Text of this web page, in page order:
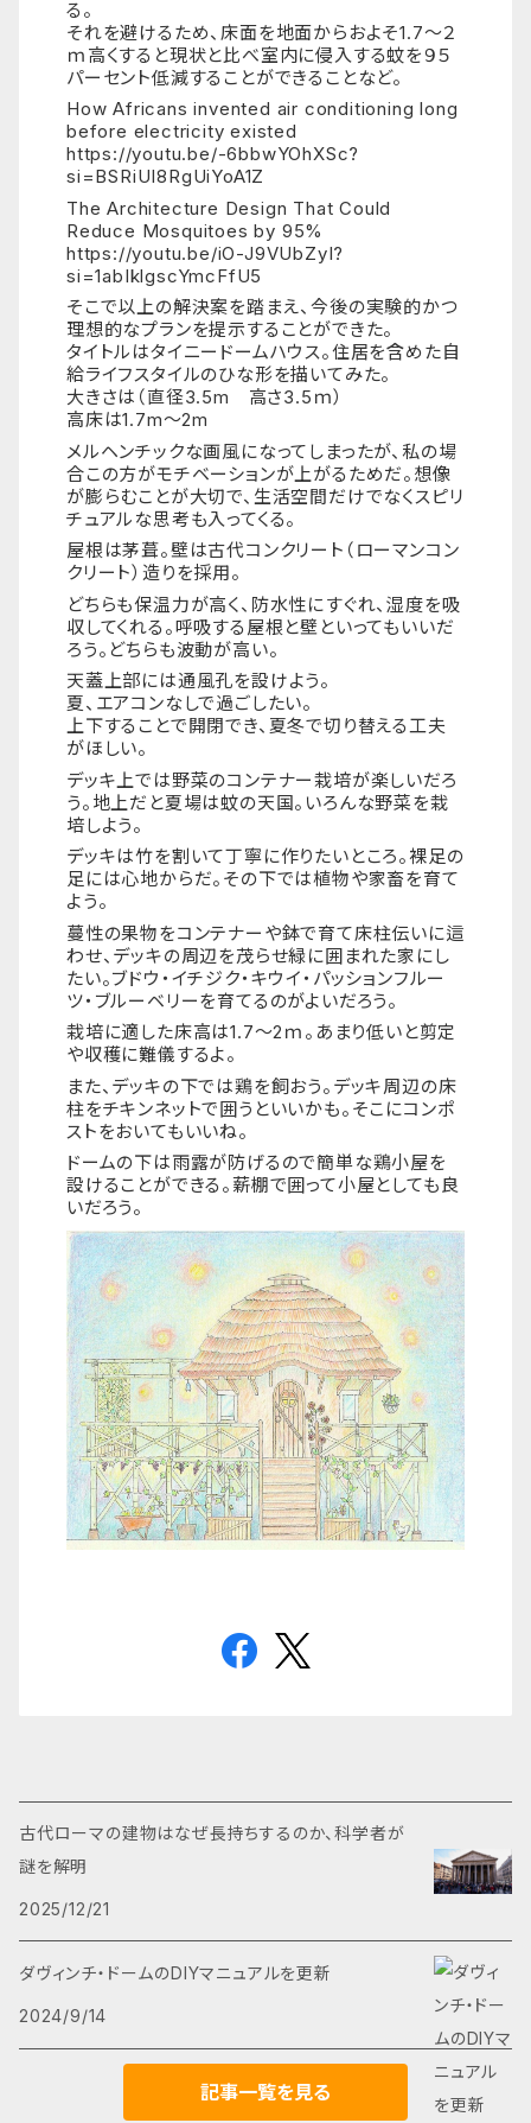
る。
それを避けるため、床面を地面からおよそ1.7～２
ｍ高くすると現状と比べ室内に侵入する蚊を９５
パーセント低減することができることなど。
How Africans invented air conditioning long
before electricity existed
https://youtu.be/-6bbwYOhXSc?
si=BSRiUI8RgUiYoA1Z
The Architecture Design That Could
Reduce Mosquitoes by 95%
https://youtu.be/iO-J9VUbZyI?
si=1abIklgscYmcFfU5
そこで以上の解決案を踏まえ、今後の実験的かつ
理想的なプランを提示することができた。
タイトルはタイニードームハウス。住居を含めた自
給ライフスタイルのひな形を描いてみた。
大きさは（直径3.5m 高さ3.5ｍ）
高床は1.7m～2m
メルヘンチックな画風になってしまったが、私の場
合この方がモチベーションが上がるためだ。想像
が膨らむことが大切で、生活空間だけでなくスピリ
チュアルな思考も入ってくる。
屋根は茅葺。壁は古代コンクリート（ローマンコン
クリート）造りを採用。
どちらも保温力が高く、防水性にすぐれ、湿度を吸
収してくれる。呼吸する屋根と壁といってもいいだ
ろう。どちらも波動が高い。
天蓋上部には通風孔を設けよう。
夏、エアコンなしで過ごしたい。
上下することで開閉でき、夏冬で切り替える工夫
がほしい。
デッキ上では野菜のコンテナー栽培が楽しいだろ
う。地上だと夏場は蚊の天国。いろんな野菜を栽
培しよう。
デッキは竹を割いて丁寧に作りたいところ。裸足の
足には心地からだ。その下では植物や家畜を育て
よう。
蔓性の果物をコンテナーや鉢で育て床柱伝いに這
わせ、デッキの周辺を茂らせ緑に囲まれた家にし
たい。ブドウ・イチジク・キウイ・パッションフルー
ツ・ブルーベリーを育てるのがよいだろう。
栽培に適した床高は1.7～2ｍ。あまり低いと剪定
や収穫に難儀するよ。
また、デッキの下では鶏を飼おう。デッキ周辺の床
柱をチキンネットで囲うといいかも。そこにコンポ
ストをおいてもいいね。
ドームの下は雨露が防げるので簡単な鶏小屋を
設けることができる。薪棚で囲って小屋としても良
いだろう。
古代ローマの建物はなぜ長持ちするのか、科学者が
謎を解明
2025/12/21
ダヴィンチ・ドームのDIYマニュアルを更新
2024/9/14
記事一覧を見る